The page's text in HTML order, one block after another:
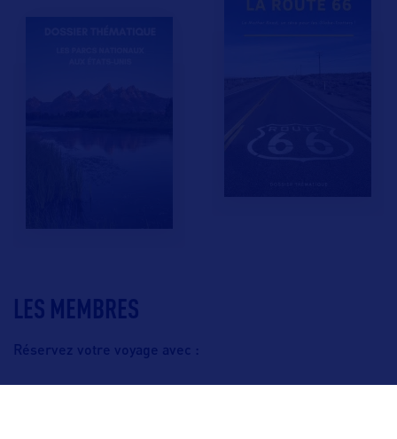
LES MEMBRES
Réservez votre voyage avec :